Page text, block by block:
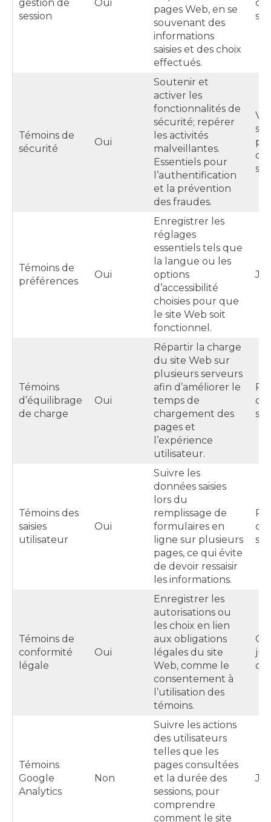
gestion de
session
Oui
pages Web, en se
souvenant des
informations
saisies et des choix
effectués.
Témoins de
sécurité
Oui
Soutenir et
activer les
fonctionnalités de
sécurité; repérer
les activités
malveillantes.
Essentiels pour
l’authentification
et la prévention
des fraudes.
Témoins de
préférences
Oui
Enregistrer les
réglages
essentiels tels que
la langue ou les
options
d’accessibilité
choisies pour que
le site Web soit
fonctionnel.
Témoins
d’équilibrage
de charge
Oui
Répartir la charge
du site Web sur
plusieurs serveurs
afin d’améliorer le
temps de
chargement des
pages et
l’expérience
utilisateur.
Témoins des
saisies
utilisateur
Oui
Suivre les
données saisies
lors du
remplissage de
formulaires en
ligne sur plusieurs
pages, ce qui évite
de devoir ressaisir
les informations.
Témoins de
conformité
légale
Oui
Enregistrer les
autorisations ou
les choix en lien
aux obligations
légales du site
Web, comme le
consentement à
l’utilisation des
témoins.
ou
Témoins
Google
Analytics
Non
Suivre les actions
des utilisateurs
telles que les
pages consultées
et la durée des
sessions, pour
comprendre
comment le site